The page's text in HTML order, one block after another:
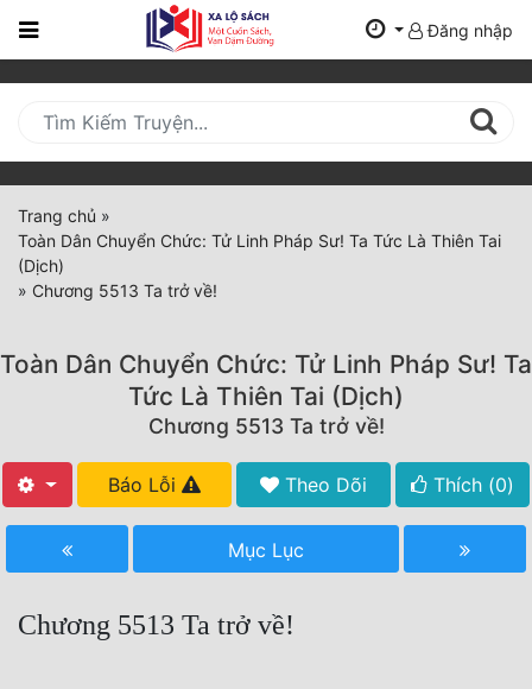
Trang
Mới
Cập
Nhật
(current)
BXH
Hoàn Thành
Free
Hậu Cung
Đăng nhập
Trang chủ »
Toàn Dân Chuyển Chức: Tử Linh Pháp Sư! Ta Tức Là Thiên Tai
(Dịch)
» Chương 5513 Ta trở về!
Toàn Dân Chuyển Chức: Tử Linh Pháp Sư! Ta
Tức Là Thiên Tai (Dịch)
Chương 5513 Ta trở về!
Báo Lỗi Theo Dõi Thích (0)
Mục Lục
Chương 5513 Ta trở về!